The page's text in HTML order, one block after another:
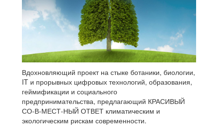
Вдохновляющий проект на стыке ботаники, биологии,
IT и прорывных цифровых технологий, образования,
геймификации и социального
предпринимательства, предлагающий КРАСИВЫЙ
СО-В-МЕСТ-НЫЙ ОТВЕТ климатическим и
экологическим рискам современности.